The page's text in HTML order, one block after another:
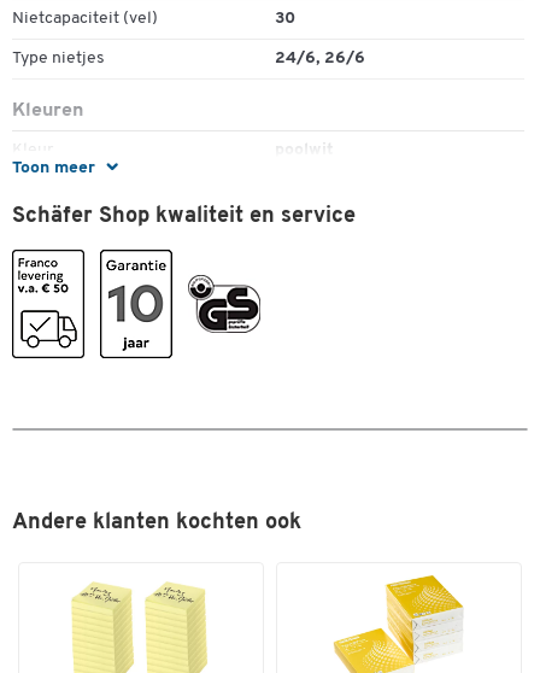
Toon meer
Nietcapaciteit (vel) 30
Type nietjes 24/6, 26/6
Kleuren
Kleur poolwit
Schäfer Shop kwaliteit en service
Andere klanten kochten ook